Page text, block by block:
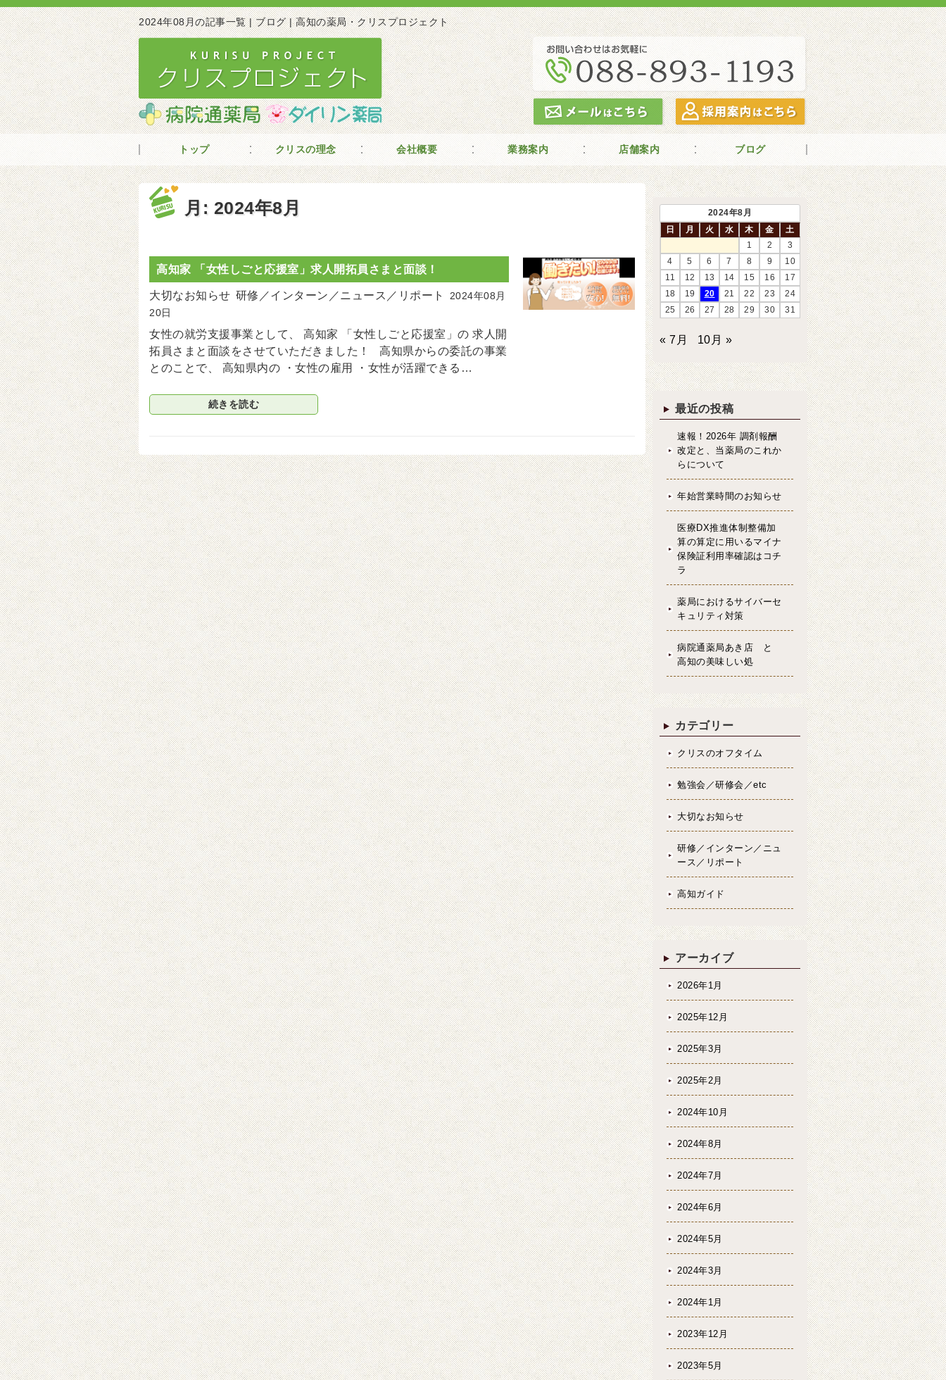
2024年08月の記事一覧 | ブログ | 高知の薬局・クリスプロジェクト
トップ クリスの理念 会社概要 業務案内 店舗案内 ブログ
月: 2024年8月
高知家 「女性しごと応援室」求人開拓員さまと面談！
大切なお知らせ 研修／インターン／ニュース／リポート
2024年08月
20日
女性の就労支援事業として、 高知家 「女性しごと応援室」の 求人開
拓員さまと面談をさせていただきました！ 高知県からの委託の事業
とのことで、 高知県内の ・女性の雇用 ・女性が活躍できる…
続きを読む
2024年8月
日
月 火 水 木 金
土
1
2
3
4
5 6 7 8 9
10
11
12 13 14 15 16
17
18
19 20 21 22 23
24
25
26 27 28 29 30 31
« 7月 10月 »
最近の投稿
速報！2026年 調剤報酬
改定と、当薬局のこれか
らについて
年始営業時間のお知らせ
医療DX推進体制整備加
算の算定に用いるマイナ
保険証利用率確認はコチ
ラ
薬局におけるサイバーセ
キュリティ対策
病院通薬局あき店 と
高知の美味しい処
カテゴリー
クリスのオフタイム
勉強会／研修会／etc
大切なお知らせ
研修／インターン／ニュ
ース／リポート
高知ガイド
アーカイブ
2026年1月
2025年12月
2025年3月
2025年2月
2024年10月
2024年8月
2024年7月
2024年6月
2024年5月
2024年3月
2024年1月
2023年12月
2023年5月